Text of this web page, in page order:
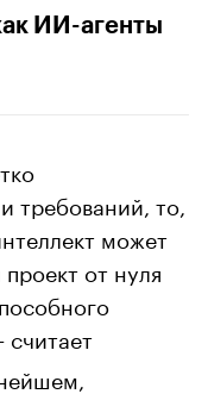
ИИ-агенты
требований, то,
может
от нуля